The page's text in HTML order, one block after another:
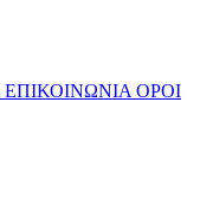
ΕΠΙΚΟΙΝΩΝΙΑ ΟΡΟΙ